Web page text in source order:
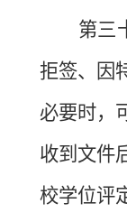
第三
拒签、
因
必要时，
收到文件
校学位评